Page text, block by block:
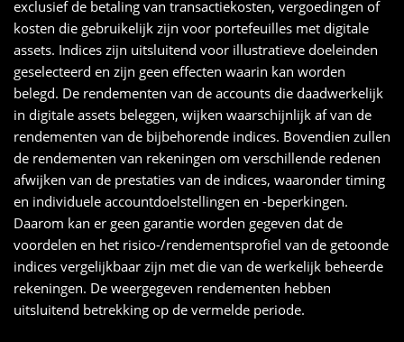
exclusief de betaling van transactiekosten, vergoedingen of
kosten die gebruikelijk zijn voor portefeuilles met digitale
assets. Indices zijn uitsluitend voor illustratieve doeleinden
geselecteerd en zijn geen effecten waarin kan worden
belegd. De rendementen van de accounts die daadwerkelijk
in digitale assets beleggen, wijken waarschijnlijk af van de
rendementen van de bijbehorende indices. Bovendien zullen
de rendementen van rekeningen om verschillende redenen
afwijken van de prestaties van de indices, waaronder timing
en individuele accountdoelstellingen en -beperkingen.
Daarom kan er geen garantie worden gegeven dat de
voordelen en het risico-/rendementsprofiel van de getoonde
indices vergelijkbaar zijn met die van de werkelijk beheerde
rekeningen. De weergegeven rendementen hebben
uitsluitend betrekking op de vermelde periode.